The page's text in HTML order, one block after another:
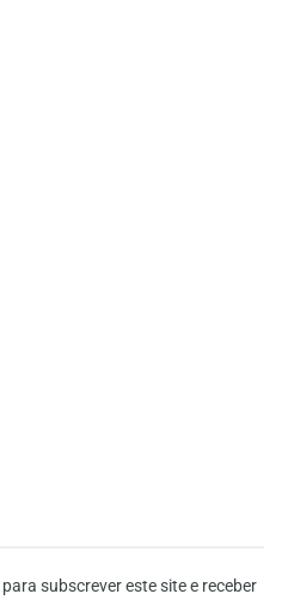
subscrever este site e receber